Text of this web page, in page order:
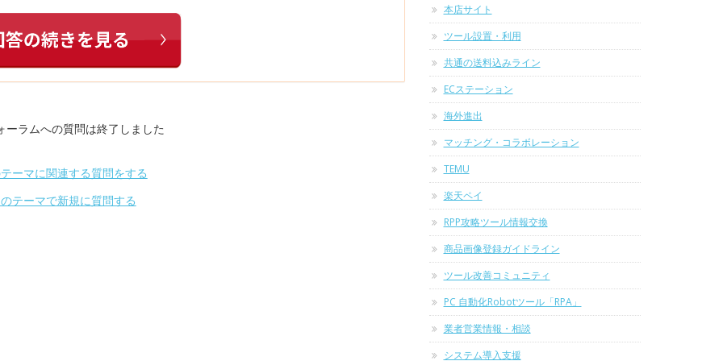
ーラムへの質問は終了しました
ーマに関連する質問をする
テーマで新規に質問する
本店サイト
ツール設置・利用
共通の送料込みライン
ECステーション
海外進出
マッチング・コラボレーション
TEMU
楽天ペイ
RPP攻略ツール情報交換
商品画像登録ガイドライン
ツール改善コミュニティ
PC 自動化Robotツール「RPA」
業者営業情報・相談
システム導入支援